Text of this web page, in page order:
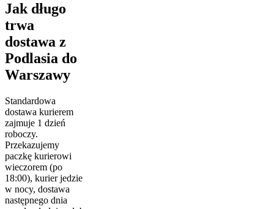
Jak długo
trwa
dostawa z
Podlasia do
Warszawy
Standardowa
dostawa kurierem
zajmuje 1 dzień
roboczy.
Przekazujemy
paczkę kurierowi
wieczorem (po
18:00), kurier jedzie
w nocy, dostawa
następnego dnia